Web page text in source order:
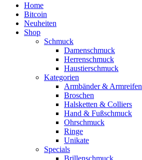
Home
Bitcoin
Neuheiten
Shop
Schmuck
Damenschmuck
Herrenschmuck
Haustierschmuck
Kategorien
Armbänder & Armreifen
Broschen
Halsketten & Colliers
Hand & Fußschmuck
Ohrschmuck
Ringe
Unikate
Specials
Brillenschmuck